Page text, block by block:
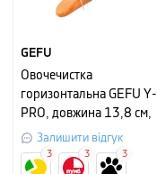
GEFU
Овочечистка
горизонтальна GEFU Y-
PRO, довжина 13,8 см,
сріблястий
Залишити відгук
3 3 3